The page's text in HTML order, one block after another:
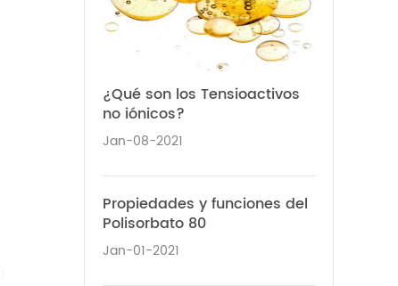
¿Qué son los Tensioactivos
no iónicos?
Jan-08-2021
Propiedades y funciones del
Polisorbato 80
Jan-01-2021